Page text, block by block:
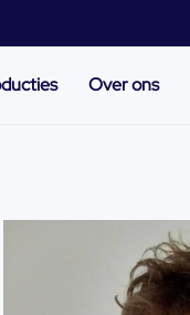
Over ons